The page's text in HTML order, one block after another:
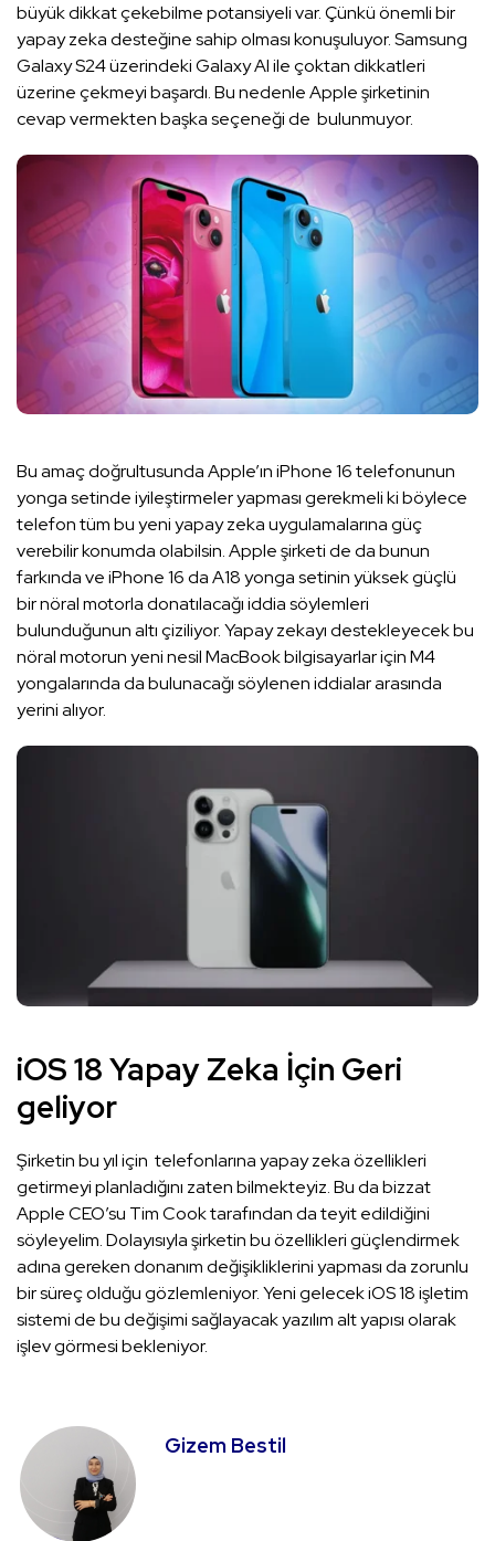
büyük dikkat çekebilme potansiyeli var. Çünkü önemli bir
yapay zeka desteğine sahip olması konuşuluyor. Samsung
Galaxy S24 üzerindeki Galaxy AI ile çoktan dikkatleri
üzerine çekmeyi başardı. Bu nedenle Apple şirketinin
cevap vermekten başka seçeneği de bulunmuyor.
Bu amaç doğrultusunda Apple’ın iPhone 16 telefonunun
yonga setinde iyileştirmeler yapması gerekmeli ki böylece
telefon tüm bu yeni yapay zeka uygulamalarına güç
verebilir konumda olabilsin. Apple şirketi de da bunun
farkında ve iPhone 16 da A18 yonga setinin yüksek güçlü
bir nöral motorla donatılacağı iddia söylemleri
bulunduğunun altı çiziliyor. Yapay zekayı destekleyecek bu
nöral motorun yeni nesil MacBook bilgisayarlar için M4
yongalarında da bulunacağı söylenen iddialar arasında
yerini alıyor.
iOS 18 Yapay Zeka İçin Geri
geliyor
Şirketin bu yıl için telefonlarına yapay zeka özellikleri
getirmeyi planladığını zaten bilmekteyiz. Bu da bizzat
Apple CEO’su Tim Cook tarafından da teyit edildiğini
söyleyelim. Dolayısıyla şirketin bu özellikleri güçlendirmek
adına gereken donanım değişikliklerini yapması da zorunlu
bir süreç olduğu gözlemleniyor. Yeni gelecek iOS 18 işletim
sistemi de bu değişimi sağlayacak yazılım alt yapısı olarak
işlev görmesi bekleniyor.
Gizem Bestil